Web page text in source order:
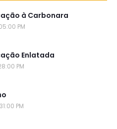
à Carbonara
PM
Enlatada
PM
PM